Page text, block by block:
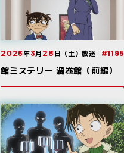
2026年3月28日（土）放送 #1195
館ミステリー 渦巻館（前編）